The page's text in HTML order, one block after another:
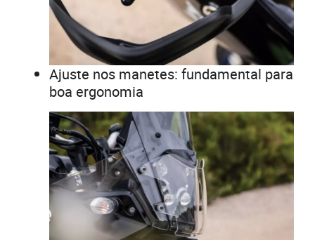
Ajuste nos manetes: fundamental para
boa ergonomia